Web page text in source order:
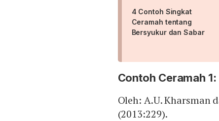
4 Contoh Singkat
Ceramah tentang
Bersyukur dan Sabar
Contoh Ceramah
Oleh: A.U. Kharsman
(2013:229).